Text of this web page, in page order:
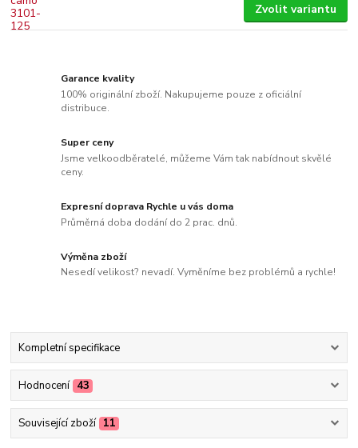
Zvolit variantu
Garance kvality
100% originální zboží. Nakupujeme pouze z oficiální
distribuce.
Super ceny
Jsme velkoodběratelé, můžeme Vám tak nabídnout skvělé
ceny.
Expresní doprava Rychle u vás doma
Průměrná doba dodání do 2 prac. dnů.
Výměna zboží
Nesedí velikost? nevadí. Vyměníme bez problémů a rychle!
Kompletní specifikace
Hodnocení 43
Související zboží 11